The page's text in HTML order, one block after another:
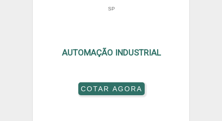
SP
AUTOMAÇÃO INDUSTRIAL
COTAR AGORA